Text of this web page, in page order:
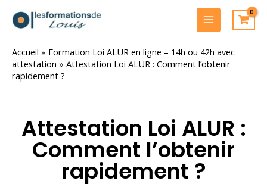
MAIN
MENU
Accueil » Formation Loi ALUR en ligne – 14h ou 42h avec
attestation » Attestation Loi ALUR : Comment l’obtenir
rapidement ?
Attestation Loi ALUR :
Comment l’obtenir
rapidement ?